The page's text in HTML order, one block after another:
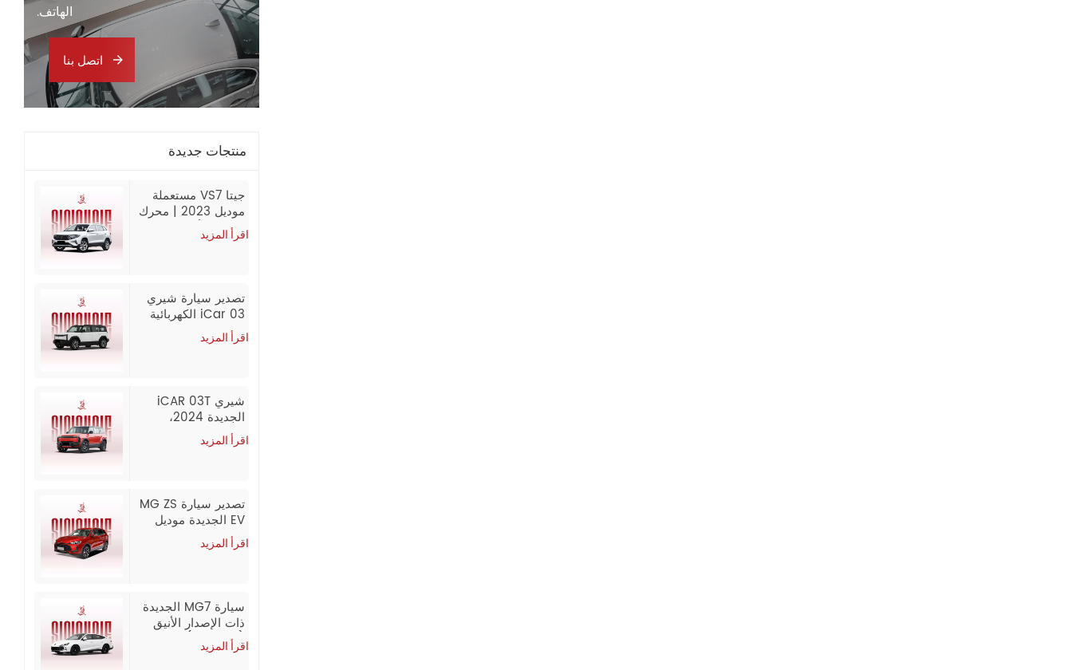
الهاتف.
اتصل بنا
منتجات جديدة
جيتا VS7 مستعملة
موديل 2023 | محرك
اقرأ المزيد
تصدير سيارة شيري
iCar 03 الكهربائية
بالجملة من الصين
اقرأ المزيد
شيري iCAR 03T
الجديدة 2024،
سيارة دفع رباعي
كهربائية طويلة
اقرأ المزيد
تصدير سيارة MG ZS
EV الجديدة موديل
الصين
اقرأ المزيد
سيارة MG7 الجديدة
ذات الإصدار الأنيق
اقرأ المزيد